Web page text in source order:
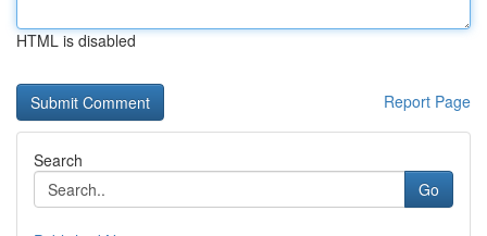
HTML is disabled
Report Page
Search
Go